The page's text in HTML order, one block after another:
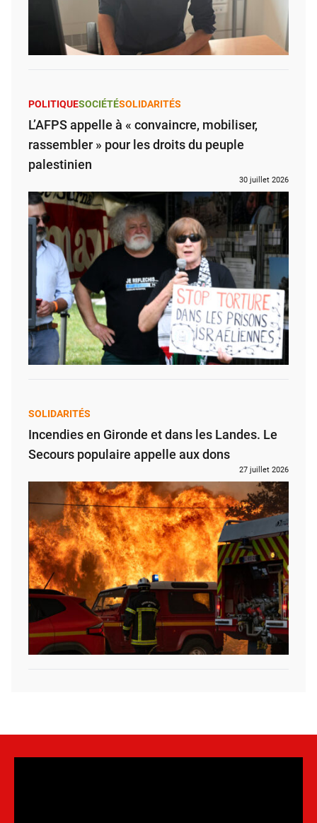
POLITIQUESOCIÉTÉSOLIDARITÉS
L’AFPS appelle à « convaincre, mobiliser,
rassembler » pour les droits du peuple
palestinien
30 juillet 2026
SOLIDARITÉS
Incendies en Gironde et dans les Landes. Le
Secours populaire appelle aux dons
27 juillet 2026